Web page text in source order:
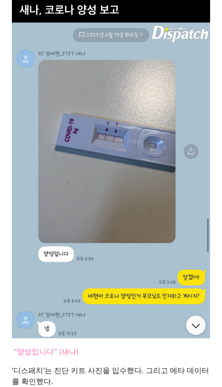
"양성입니다" (새나)
'디스패치'는 진단 키트 사진을 입수했다. 그리고 메타 데이터
를 확인했다.